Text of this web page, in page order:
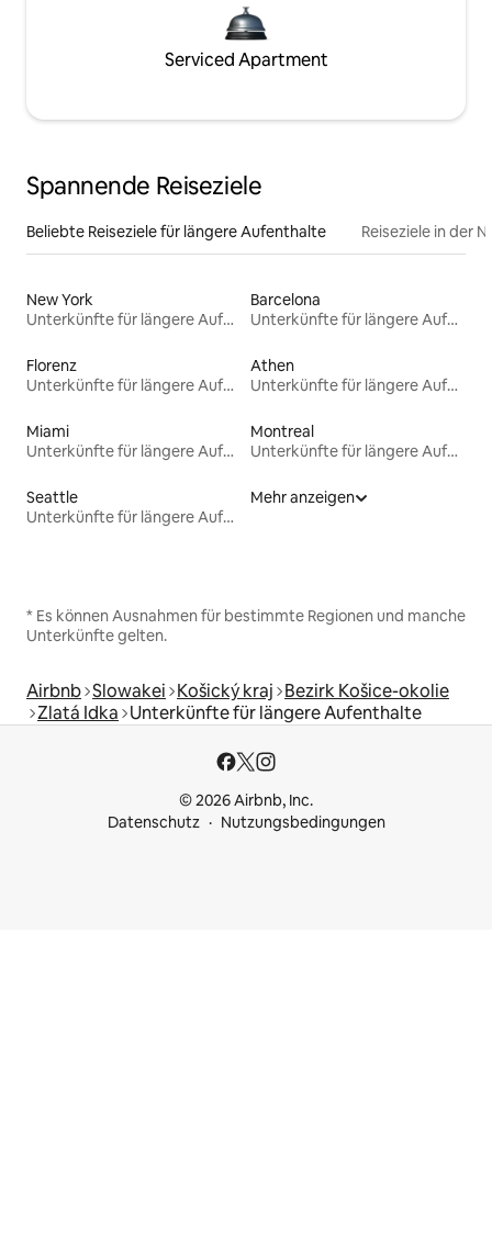
Serviced Apartment
Spannende Reiseziele
Beliebte Reiseziele für längere Aufenthalte Reiseziele in der
New York
Unterkünfte für längere Aufenthalte
Barcelona
Unterkünfte für längere Aufenthalte
Florenz
Unterkünfte für längere Aufenthalte
Athen
Unterkünfte für längere Aufenthalte
Miami
Unterkünfte für längere Aufenthalte
Montreal
Unterkünfte für längere Aufenthalte
Seattle
Unterkünfte für längere Aufenthalte
Mehr anzeigen
* Es können Ausnahmen für bestimmte Regionen und manche
Unterkünfte gelten.
Airbnb Slowakei Košický kraj Bezirk Košice-okolie
Zlatá Idka Unterkünfte für längere Aufenthalte
© 2026 Airbnb, Inc.
Datenschutz
Nutzungsbedingungen